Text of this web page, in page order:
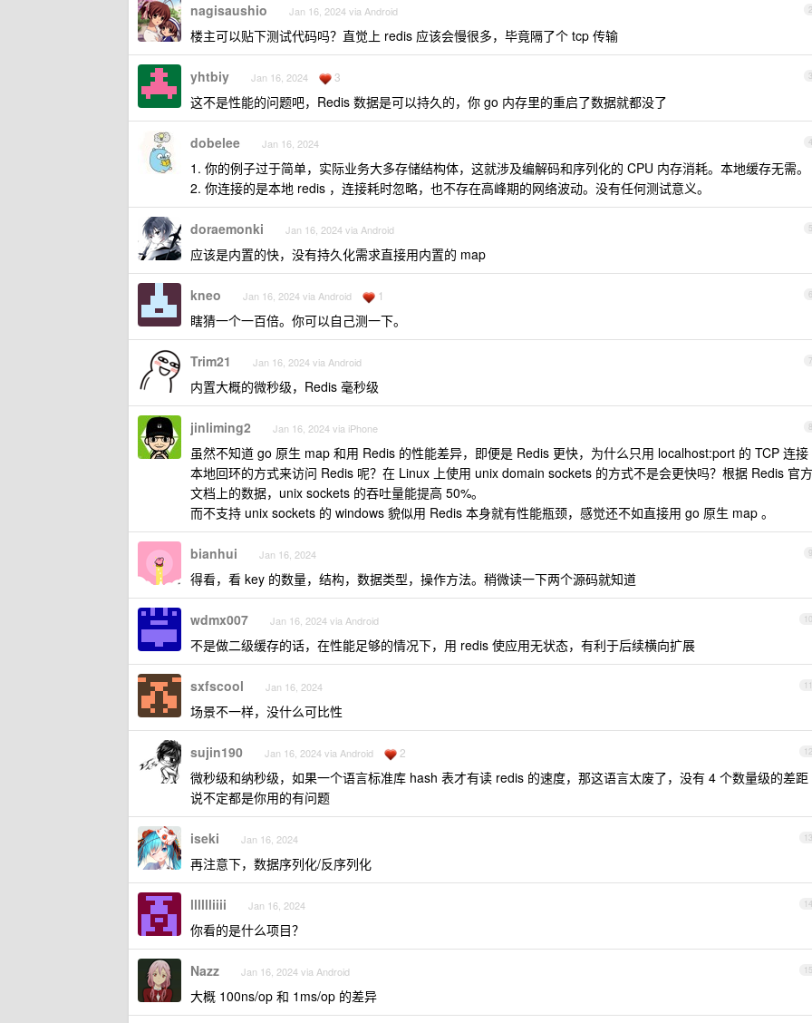
2
nagisaushio Jan 16, 2024 via Android
楼主可以贴下测试代码吗？直觉上 redis 应该会慢很多，毕竟隔了个 tcp 传输
3
yhtbiy Jan 16, 2024 3
这不是性能的问题吧，Redis 数据是可以持久的，你 go 内存里的重启了数据就都没了
4
dobelee Jan 16, 2024
1. 你的例子过于简单，实际业务大多存储结构体，这就涉及编解码和序列化的 CPU 内存消耗。本地缓存无需。
2. 你连接的是本地 redis ，连接耗时忽略，也不存在高峰期的网络波动。没有任何测试意义。
5
doraemonki Jan 16, 2024 via Android
应该是内置的快，没有持久化需求直接用内置的 map
6
kneo Jan 16, 2024 via Android 1
瞎猜一个一百倍。你可以自己测一下。
7
Trim21 Jan 16, 2024 via Android
内置大概的微秒级，Redis 毫秒级
8
jinliming2 Jan 16, 2024 via iPhone
虽然不知道 go 原生 map 和用 Redis 的性能差异，即便是 Redis 更快，为什么只用 localhost:port 的 TCP 连接
本地回环的方式来访问 Redis 呢？在 Linux 上使用 unix domain sockets 的方式不是会更快吗？根据 Redis 官方
文档上的数据，unix sockets 的吞吐量能提高 50%。
而不支持 unix sockets 的 windows 貌似用 Redis 本身就有性能瓶颈，感觉还不如直接用 go 原生 map 。
9
bianhui Jan 16, 2024
得看，看 key 的数量，结构，数据类型，操作方法。稍微读一下两个源码就知道
10
wdmx007 Jan 16, 2024 via Android
不是做二级缓存的话，在性能足够的情况下，用 redis 使应用无状态，有利于后续横向扩展
11
sxfscool Jan 16, 2024
场景不一样，没什么可比性
12
sujin190 Jan 16, 2024 via Android 2
微秒级和纳秒级，如果一个语言标准库 hash 表才有读 redis 的速度，那这语言太废了，没有 4 个数量级的差距
说不定都是你用的有问题
13
iseki Jan 16, 2024
再注意下，数据序列化/反序列化
14
lllllliiii Jan 16, 2024
你看的是什么项目？
15
Nazz Jan 16, 2024 via Android
大概 100ns/op 和 1ms/op 的差异